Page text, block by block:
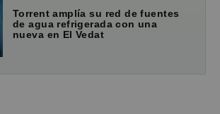
Torrent amplía su red de fuentes
de agua refrigerada con una
nueva en El Vedat